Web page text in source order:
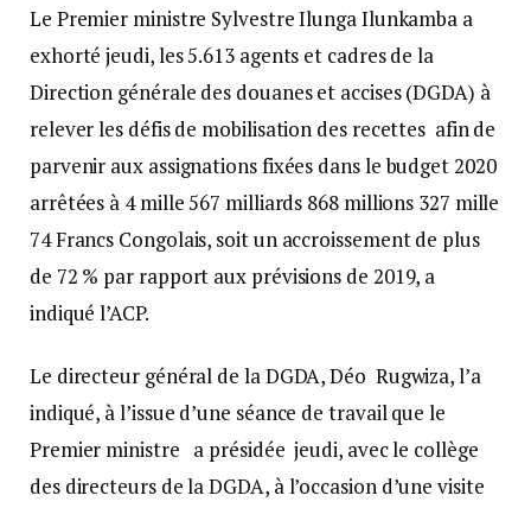
Le Premier ministre Sylvestre Ilunga Ilunkamba a
exhorté jeudi, les 5.613 agents et cadres de la
Direction générale des douanes et accises (DGDA) à
relever les défis de mobilisation des recettes afin de
parvenir aux assignations fixées dans le budget 2020
arrêtées à 4 mille 567 milliards 868 millions 327 mille
74 Francs Congolais, soit un accroissement de plus
de 72 % par rapport aux prévisions de 2019, a
indiqué l’ACP.
Le directeur général de la DGDA, Déo Rugwiza, l’a
indiqué, à l’issue d’une séance de travail que le
Premier ministre a présidée jeudi, avec le collège
des directeurs de la DGDA, à l’occasion d’une visite